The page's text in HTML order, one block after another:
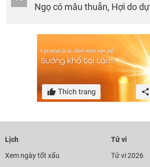
Ngọ có mâu thuẫn, Hợi do dự
Thích trang
Lịch
Xem ngày tốt xấu
Tử vi
Tử vi 2026